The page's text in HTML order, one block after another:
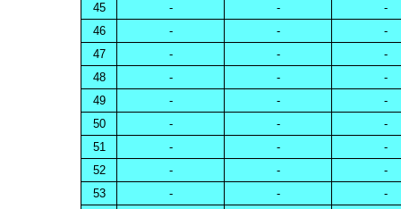
45
- -
-
46
- -
-
47
- -
-
48
- -
-
49
- -
-
50
- -
-
51
- -
-
52
- -
-
53
- -
-